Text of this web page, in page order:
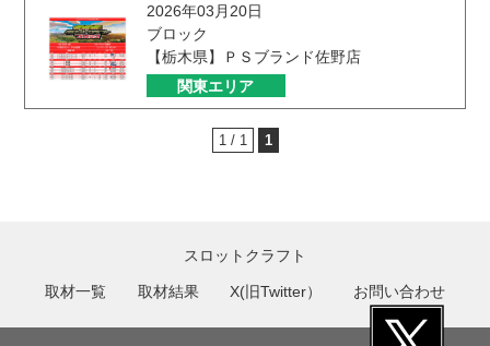
2026年03月20日
ブロック
【栃木県】ＰＳブランド佐野店
関東エリア
1 / 1 1
スロットクラフト
取材一覧 取材結果 X(旧Twitter） お問い合わせ